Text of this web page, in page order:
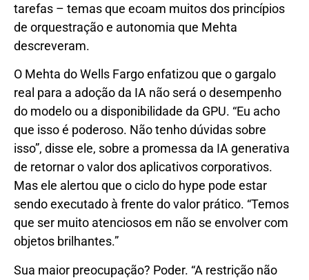
tarefas – temas que ecoam muitos dos princípios
de orquestração e autonomia que Mehta
descreveram.
O Mehta do Wells Fargo enfatizou que o gargalo
real para a adoção da IA ​​não será o desempenho
do modelo ou a disponibilidade da GPU. “Eu acho
que isso é poderoso. Não tenho dúvidas sobre
isso”, disse ele, sobre a promessa da IA ​​generativa
de retornar o valor dos aplicativos corporativos.
Mas ele alertou que o ciclo do hype pode estar
sendo executado à frente do valor prático. “Temos
que ser muito atenciosos em não se envolver com
objetos brilhantes.”
Sua maior preocupação? Poder. “A restrição não